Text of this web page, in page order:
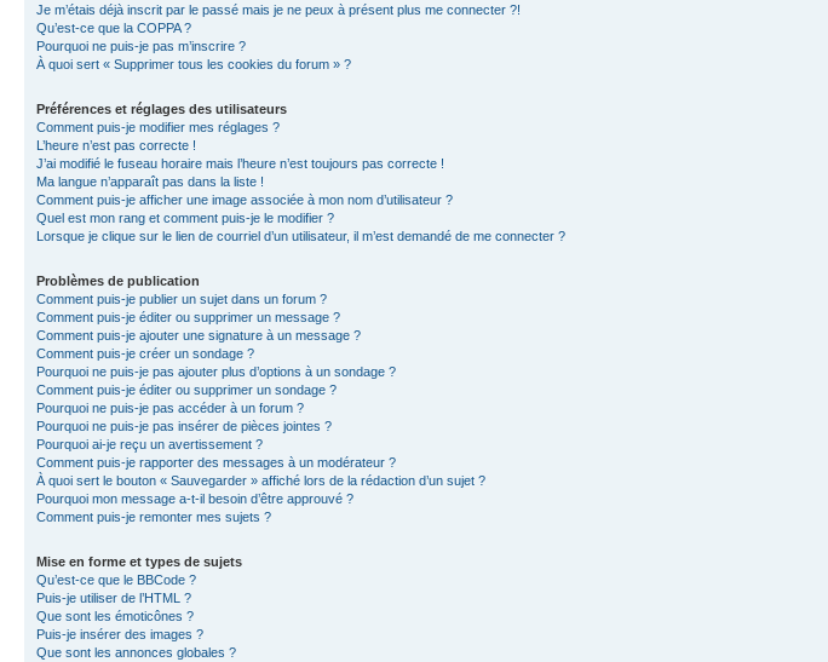
Je m’étais déjà inscrit par le passé mais je ne peux à présent plus me connecter ?!
Qu’est-ce que la COPPA ?
Pourquoi ne puis-je pas m’inscrire ?
À quoi sert « Supprimer tous les cookies du forum » ?
Préférences et réglages des utilisateurs
Comment puis-je modifier mes réglages ?
L’heure n’est pas correcte !
J’ai modifié le fuseau horaire mais l’heure n’est toujours pas correcte !
Ma langue n’apparaît pas dans la liste !
Comment puis-je afficher une image associée à mon nom d’utilisateur ?
Quel est mon rang et comment puis-je le modifier ?
Lorsque je clique sur le lien de courriel d’un utilisateur, il m’est demandé de me connecter ?
Problèmes de publication
Comment puis-je publier un sujet dans un forum ?
Comment puis-je éditer ou supprimer un message ?
Comment puis-je ajouter une signature à un message ?
Comment puis-je créer un sondage ?
Pourquoi ne puis-je pas ajouter plus d’options à un sondage ?
Comment puis-je éditer ou supprimer un sondage ?
Pourquoi ne puis-je pas accéder à un forum ?
Pourquoi ne puis-je pas insérer de pièces jointes ?
Pourquoi ai-je reçu un avertissement ?
Comment puis-je rapporter des messages à un modérateur ?
À quoi sert le bouton « Sauvegarder » affiché lors de la rédaction d’un sujet ?
Pourquoi mon message a-t-il besoin d’être approuvé ?
Comment puis-je remonter mes sujets ?
Mise en forme et types de sujets
Qu’est-ce que le BBCode ?
Puis-je utiliser de l’HTML ?
Que sont les émoticônes ?
Puis-je insérer des images ?
Que sont les annonces globales ?